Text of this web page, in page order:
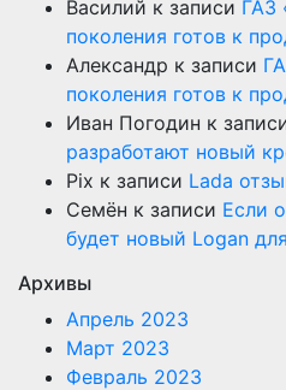
Василий к записи ГАЗ
поколения готов к
Александр к записи
поколения готов к
Иван Погодин к
разработают новый
Pix к записи Lada
Семён к записи Если
будет новый Logan
Архивы
Апрель 2023
Март 2023
Февраль 2023